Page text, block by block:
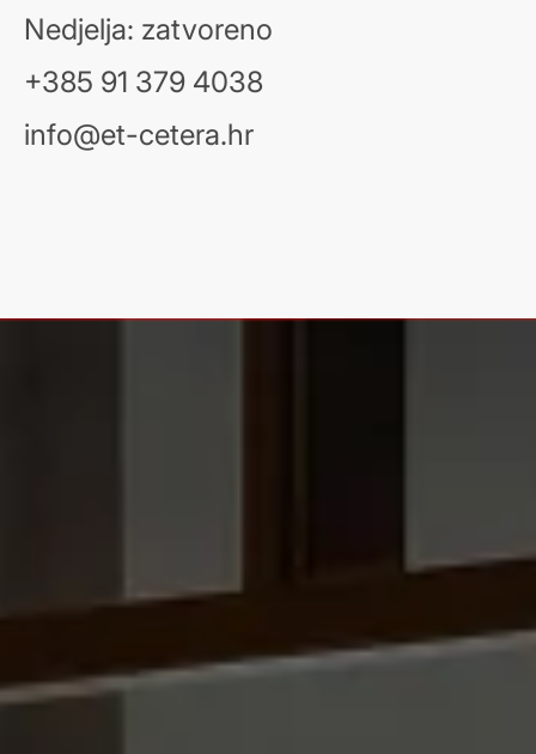
Nedjelja: zatvoreno
+385 91 379 4038
info@et-cetera.hr